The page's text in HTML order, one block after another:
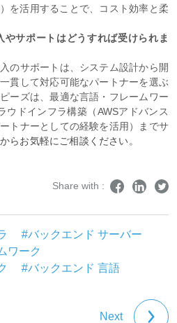
を活用することで、コスト効率と柔
サポートはどうすれば受けられま
のサポートは、システム設計から開
貫して対応可能なパートナーを選ぶ
ーズは、最適な言語・フレームワー
ウドインフラ構築（AWSアドバンス
トナーとしての経験を活用）までサ
らお気軽にご相談ください。
Share with :
#バックエンド サーバー
ワーク
#バックエンド 言語
Next